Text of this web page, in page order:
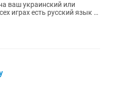
ваш украинский или